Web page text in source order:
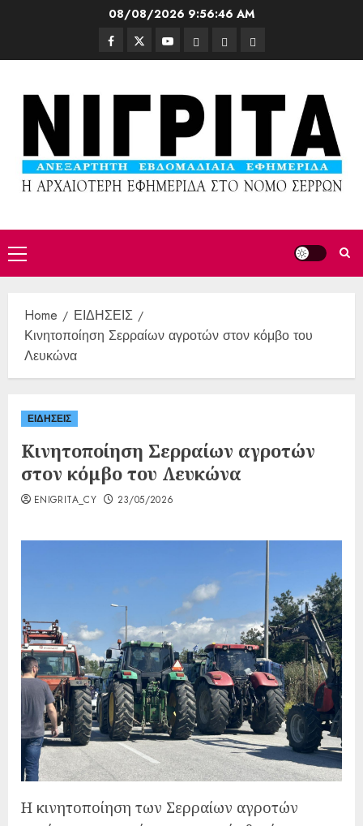
08/08/2026 9:56:48 AM
Home
ΕΙΔΗΣΕΙΣ
Κινητοποίηση Σερραίων αγροτών στον κόμβο του
Λευκώνα
ΕΙΔΗΣΕΙΣ
Κινητοποίηση Σερραίων αγροτών
στον κόμβο του Λευκώνα
ENIGRITA_CY 23/05/2026
Η κινητοποίηση των Σερραίων αγροτών